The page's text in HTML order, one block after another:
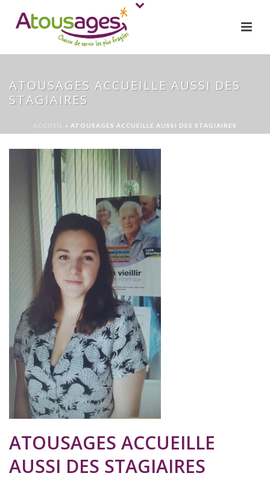
ATOUSAGES ACCUEILLE AUSSI DES
STAGIAIRES
ACCUEIL » ATOUSAGES ACCUEILLE AUSSI DES STAGIAIRES
ATOUSAGES ACCUEILLE
AUSSI DES STAGIAIRES